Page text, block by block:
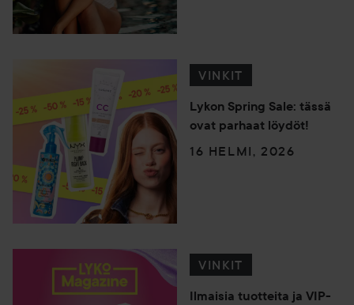
VINKIT
Lykon Spring Sale: tässä
ovat parhaat löydöt!
16 HELMI, 2026
VINKIT
Ilmaisia tuotteita ja VIP-